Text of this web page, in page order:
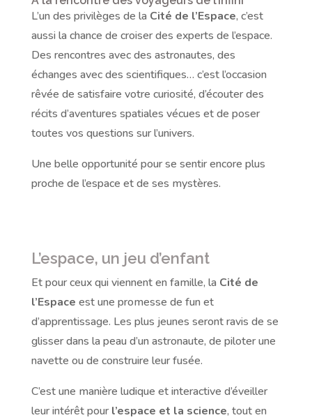
L’un des privilèges de la Cité de l’Espace, c’est
aussi la chance de croiser des experts de l’espace.
Des rencontres avec des astronautes, des
échanges avec des scientifiques… c’est l’occasion
rêvée de satisfaire votre curiosité, d’écouter des
récits d’aventures spatiales vécues et de poser
toutes vos questions sur l’univers.
Une belle opportunité pour se sentir encore plus
proche de l’espace et de ses mystères.
L’espace, un jeu d’enfant
Et pour ceux qui viennent en famille, la Cité de
l’Espace est une promesse de fun et
d’apprentissage. Les plus jeunes seront ravis de se
glisser dans la peau d’un astronaute, de piloter une
navette ou de construire leur fusée.
C’est une manière ludique et interactive d’éveiller
leur intérêt pourl’espace et la science, tout en